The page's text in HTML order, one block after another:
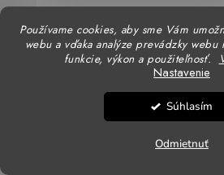
Používame cookies, aby sme Vám
webu a vďaka analýze prevádzky webu
funkcie, výkon a použiteľnosť.
Nastavenie
Odmietnuť
Súhlasím